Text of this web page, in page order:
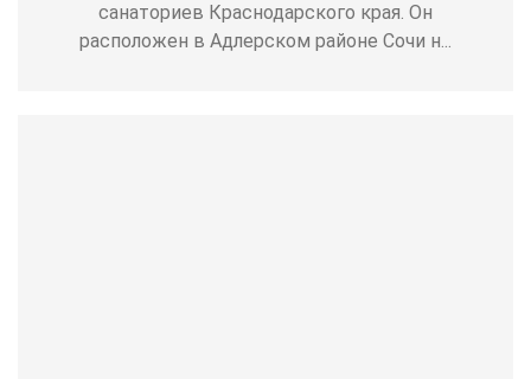
санаториев Краснодарского края. Он
расположен в Адлерском районе Сочи н...